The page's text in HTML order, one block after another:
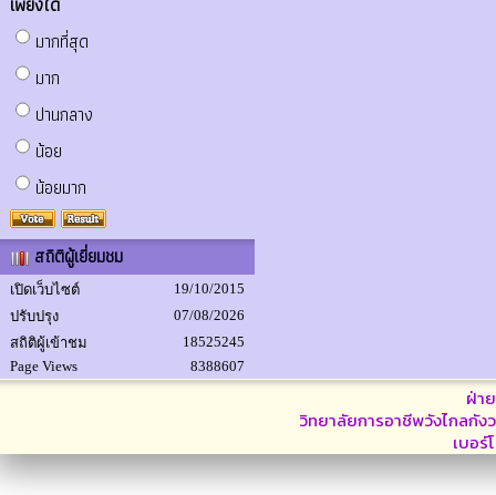
มากที่สุด
มาก
ปานกลาง
น้อย
น้อยมาก
สถิติผู้เยี่ยมชม
เปิดเว็บไซต์
19/10/2015
ปรับปรุง
07/08/2026
สถิติผู้เข้าชม
18525245
Page Views
8388607
ฝ่า
วิทยาลัยการอาชีพวังไกลกัง
เบอ